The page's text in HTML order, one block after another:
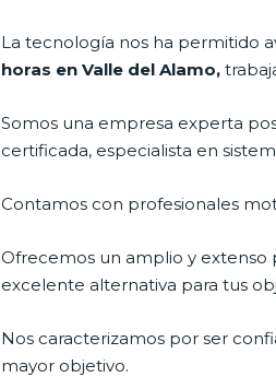
La tecnología nos ha permitido
horas en Valle del Alamo,
Somos una empresa experta
certificada, especialista en
Contamos con profesionales
Ofrecemos un amplio y extenso
excelente alternativa para tus
Nos caracterizamos por ser
mayor objetivo.